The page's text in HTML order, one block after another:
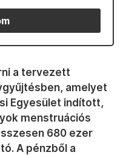
a tervezett
amelyet
Egyesület indított,
menstruációs
680 ezer
A pénzből a